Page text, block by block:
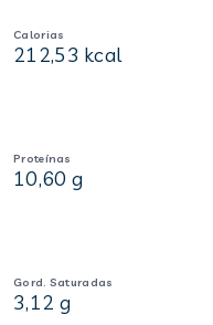
Calorias
212,53 kcal
Proteínas
10,60 g
Gord. Saturadas
3,12 g